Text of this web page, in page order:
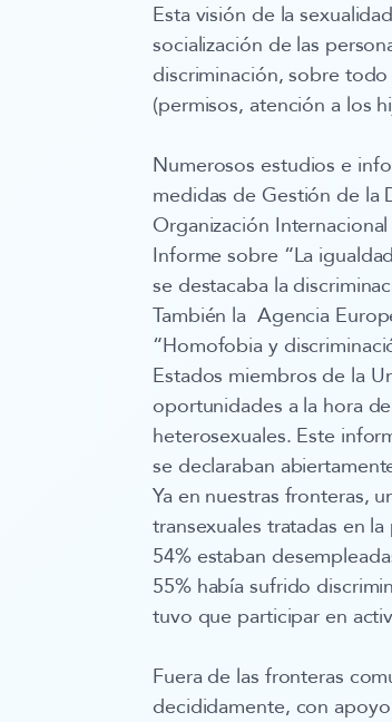
Esta visión de la
socialización de las
discriminación, sobre
(permisos, atención a los
Numerosos estudios e
medidas de Gestión de la
Organización
Informe sobre “La
se destacaba la
También la Agencia
“Homofobia y
Estados miembros de la
oportunidades a la hora
heterosexuales. Este
se declaraban
Ya en nuestras fronteras,
transexuales tratadas en
54% estaban
55% había sufrido
tuvo que participar en
Fuera de las fronteras
decididamente, con